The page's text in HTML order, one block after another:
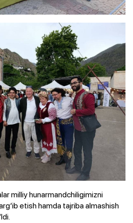
milliy hunarmandchiligimizni
etish hamda tajriba almashish